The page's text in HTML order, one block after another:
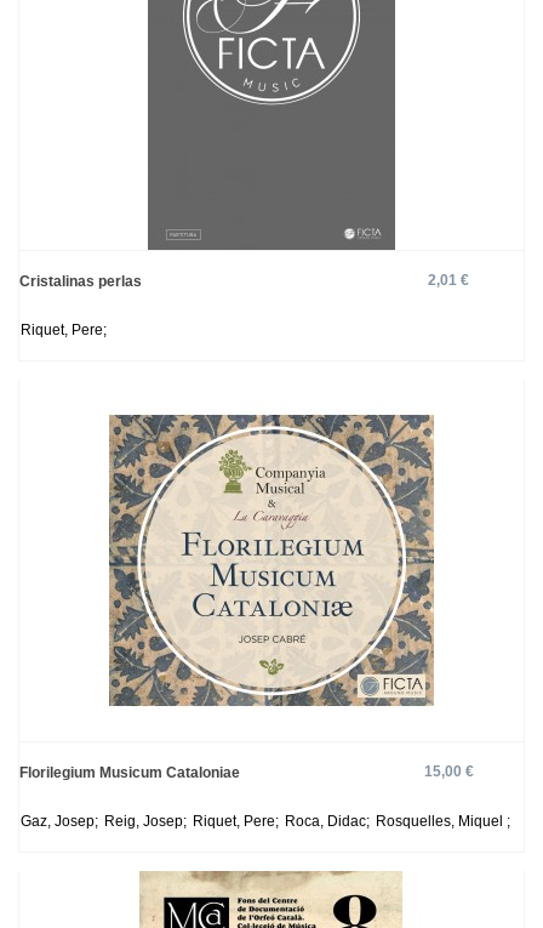
Cristalinas perlas 2,01 €
Riquet, Pere;
Florilegium Musicum Cataloniae 15,00 €
Gaz, Josep; Reig, Josep; Riquet, Pere; Roca, Didac; Rosquelles, Miquel ;